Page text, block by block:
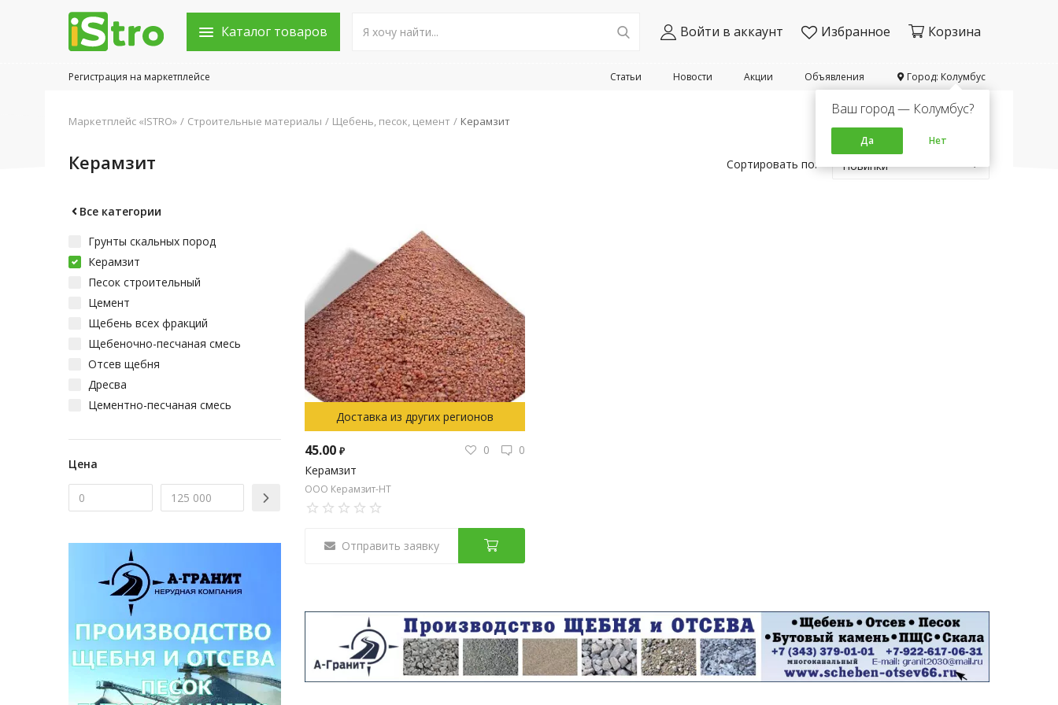
Каталог товаров Войти в аккаунт Избранное Корзина
Город: Колумбус
Ваш город — Колумбус?
Да Нет
Объявления
Акции
Новости
Статьи
Регистрация на маркетплейсе
Объявления
Город: Колумбус
Маркетплейс «ISTRO» Строительные материалы Щебень, песок, цемент Керамзит
Керамзит Сортировать по: Новинки
Все категории
Грунты скальных пород
Керамзит
Песок строительный
Цемент
Щебень всех фракций
Щебеночно-песчаная смесь
Отсев щебня
Дресва
Цементно-песчаная смесь
Цена
Доставка из других регионов
45.00 ₽ 0
0
Керамзит
ООО Керамзит-НТ
Отправить заявку